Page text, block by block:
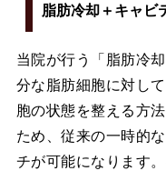
脂肪冷却＋キャビ
当院が行う「脂肪冷
分な脂肪細胞に対し
胞の状態を整える方
ため、従来の一時的
チが可能になります